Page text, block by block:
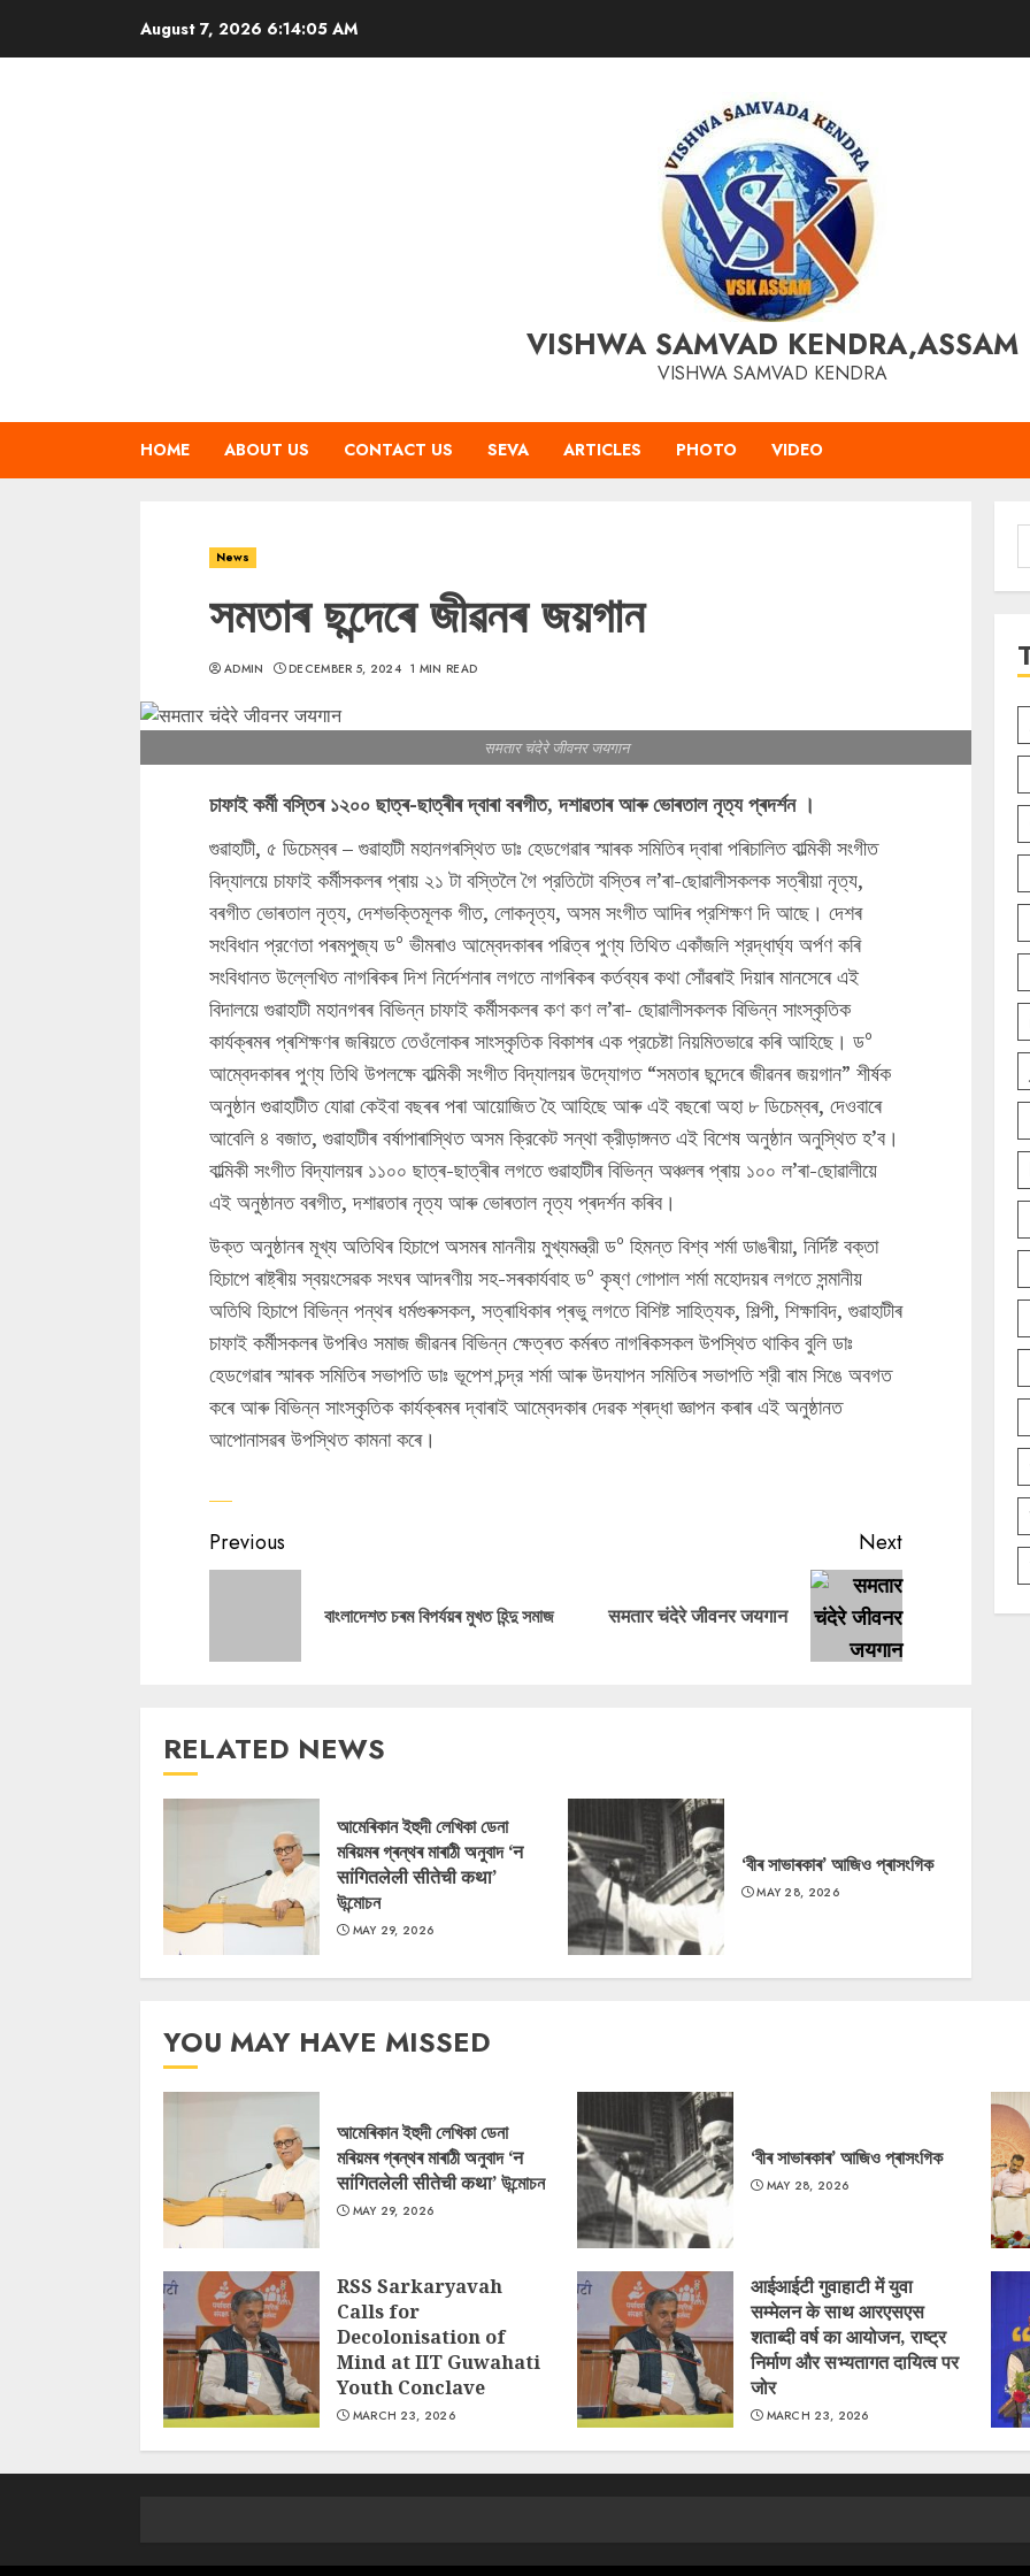
August 7, 2026 6:14:06 AM
VISHWA SAMVAD KENDRA,ASSAM
VISHWA SAMVAD KENDRA
HOME ABOUT US CONTACT US SEVA ARTICLES PHOTO VIDEO
News
সমতাৰ ছন্দেৰে জীৱনৰ জয়গান
ADMIN DECEMBER 5, 2024 1 MIN READ
समतार चंदेरे जीवनर जयगान
চাফাই কৰ্মী বস্তিৰ ১২০০ ছাত্ৰ-ছাত্ৰীৰ দ্বাৰা বৰগীত, দশাৱতাৰ আৰু ভোৰতাল নৃত্য প্ৰদৰ্শন ।
গুৱাহাটী, ৫ ডিচেম্বৰ – গুৱাহাটী মহানগৰস্থিত ডাঃ হেডগেৱাৰ স্মাৰক সমিতিৰ দ্বাৰা পৰিচালিত বাল্মিকী সংগীত
বিদ্যালয়ে চাফাই কর্মীসকলৰ প্ৰায় ২১ টা বস্তিলৈ গৈ প্রতিটো বস্তিৰ ল’ৰা-ছোৱালীসকলক সত্ৰীয়া নৃত্য,
বৰগীত ভোৰতাল নৃত্য, দেশভক্তিমূলক গীত, লোকনৃত্য, অসম সংগীত আদিৰ প্রশিক্ষণ দি আছে। দেশৰ
সংবিধান প্রণেতা পৰমপুজ্য ড° ভীমৰাও আম্বেদকাৰৰ পৱিত্ৰ পুণ্য তিথিত একাঁজলি শ্রদ্ধার্ঘ্য অর্পণ কৰি
সংবিধানত উল্লেখিত নাগৰিকৰ দিশ নির্দেশনাৰ লগতে নাগৰিকৰ কৰ্তব্যৰ কথা সোঁৱৰাই দিয়াৰ মানসেৰে এই
বিদালয়ে গুৱাহাটী মহানগৰৰ বিভিন্ন চাফাই কর্মীসকলৰ কণ কণ ল’ৰা- ছোৱালীসকলক বিভিন্ন সাংস্কৃতিক
কাৰ্যক্ৰমৰ প্ৰশিক্ষণৰ জৰিয়তে তেওঁলোকৰ সাংস্কৃতিক বিকাশৰ এক প্রচেষ্টা নিয়মিতভাৱে কৰি আহিছে। ড°
আম্বেদকাৰৰ পুণ্য তিথি উপলক্ষে বাল্মিকী সংগীত বিদ্যালয়ৰ উদ্যোগত “সমতাৰ ছন্দেৰে জীৱনৰ জয়গান” শীর্ষক
অনুষ্ঠান গুৱাহাটীত যোৱা কেইবা বছৰৰ পৰা আয়োজিত হৈ আহিছে আৰু এই বছৰো অহা ৮ ডিচেম্বৰ, দেওবাৰে
আবেলি ৪ বজাত, গুৱাহাটীৰ বৰ্ষাপাৰাস্থিত অসম ক্রিকেট সন্থা ক্রীড়াঙ্গনত এই বিশেষ অনুষ্ঠান অনুস্থিত হ’ব।
বাল্মিকী সংগীত বিদ্যালয়ৰ ১১০০ ছাত্ৰ-ছাত্ৰীৰ লগতে গুৱাহাটীৰ বিভিন্ন অঞ্চলৰ প্ৰায় ১০০ ল’ৰা-ছোৱালীয়ে
এই অনুষ্ঠানত বৰগীত, দশাৱতাৰ নৃত্য আৰু ভোৰতাল নৃত্য প্ৰদৰ্শন কৰিব।
উক্ত অনুষ্ঠানৰ মূখ্য অতিথিৰ হিচাপে অসমৰ মাননীয় মুখ্যমন্ত্রী ড° হিমন্ত বিশ্ব শর্মা ডাঙৰীয়া, নির্দিষ্ট বক্তা
হিচাপে ৰাষ্ট্ৰীয় স্বয়ংসেৱক সংঘৰ আদৰণীয় সহ-সৰকাৰ্যবাহ ড° কৃষ্ণ গোপাল শৰ্মা মহোদয়ৰ লগতে সন্মানীয়
অতিথি হিচাপে বিভিন্ন পন্থৰ ধৰ্মগুৰুসকল, সত্ৰাধিকাৰ প্ৰভু লগতে বিশিষ্ট সাহিত্যক, শিল্পী, শিক্ষাবিদ, গুৱাহাটীৰ
চাফাই কর্মীসকলৰ উপৰিও সমাজ জীৱনৰ বিভিন্ন ক্ষেত্ৰত কৰ্মৰত নাগৰিকসকল উপস্থিত থাকিব বুলি ডাঃ
হেডগেৱাৰ স্মাৰক সমিতিৰ সভাপতি ডাঃ ভূপেশ চন্দ্র শর্মা আৰু উদযাপন সমিতিৰ সভাপতি শ্রী ৰাম সিঙে অবগত
কৰে আৰু বিভিন্ন সাংস্কৃতিক কাৰ্যক্ৰমৰ দ্বাৰাই আম্বেদকাৰ দেৱক শ্ৰদ্ধা জ্ঞাপন কৰাৰ এই অনুষ্ঠানত
আপোনাসৱৰ উপস্থিত কামনা কৰে।
Continue
Reading
Previous
Previous
বাংলাদেশত চৰম বিপৰ্যয়ৰ মুখত হিন্দু সমাজ
Next
Next
समतार चंदेरे जीवनर जयगान
RELATED NEWS
আমেৰিকান ইহুদী লেখিকা ডেনা
মৰিয়মৰ গ্ৰন্থৰ মাৰাঠী অনুবাদ ‘न
सांगितलेली सीतेची कथा’
উন্মোচন
MAY 29, 2026
‘বীৰ সাভাৰকাৰ’ আজিও প্ৰাসংগিক
MAY 28, 2026
YOU MAY HAVE MISSED
আমেৰিকান ইহুদী লেখিকা ডেনা
মৰিয়মৰ গ্ৰন্থৰ মাৰাঠী অনুবাদ ‘न
सांगितलेली सीतेची कथा’ উন্মোচন
MAY 29, 2026
‘বীৰ সাভাৰকাৰ’ আজিও প্ৰাসংগিক
MAY 28, 2026
RSS Sarkaryavah
Calls for
Decolonisation of
Mind at IIT Guwahati
Youth Conclave
MARCH 23, 2026
आईआईटी गुवाहाटी में युवा
सम्मेलन के साथ आरएसएस
शताब्दी वर्ष का आयोजन, राष्ट्र
निर्माण और सभ्यतागत दायित्व पर
जोर
MARCH 23, 2026